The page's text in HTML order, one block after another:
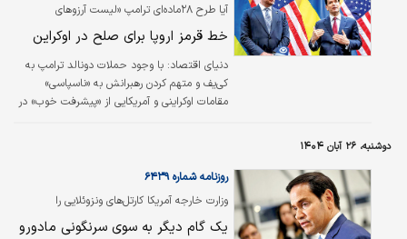
آیا طرح ۲۸ماده‌ای ترامپ «لیست آرزوهای
روس‌ها»ست؟
خط قرمز اروپا برای صلح در اوکراین
دنیای‌ اقتصاد: با وجود حملات دونالد ترامپ به
کی‌یف و متهم کردن رهبرانش به «ناسپاسی»
مقامات اوکراینی و آمریکایی از «پیشرفت خوب» در
طرح ۲۸ماده‌ای موافقت کند؛ طرحی که پیش‌نویس
اولیه‌ آن به‌دلیل پذیرش خواسته‌های دیرینه‌
کرملین، از سوی بسیاری در اوکراین به منزله
«تسلیم شدن» تلقی شده بود.
دوشنبه، ۲۶ آبان ۱۴۰۴
وزارت خارجه آمریکا کارتل‌های ونزوئلایی را
تروریستی اعلام کرد؛
روزنامه شماره ۶۴۳۹
یک گام دیگر به سوی سرنگونی مادورو